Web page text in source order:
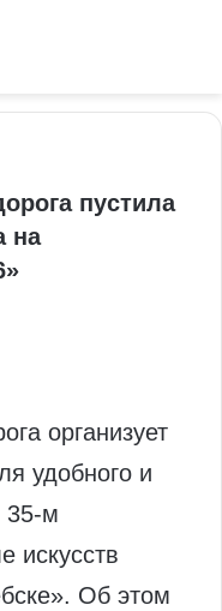
пустила
на
организует
удобного и
35‑м
искусств
Об этом